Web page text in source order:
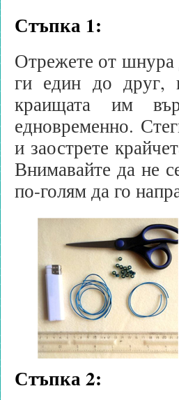
Стъпка 1:
Отрежете от шнура
ги един до друг,
краищата им
едновременно.
и заострете
Внимавайте да не
по-голям да го
Стъпка 2: